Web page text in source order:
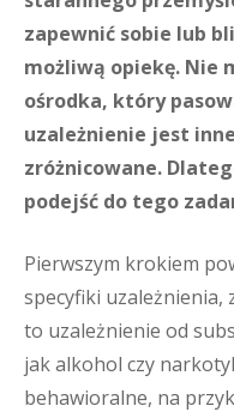
zapewnić sobie lub
możliwą opiekę. Nie
ośrodka, który
uzależnienie jest
zróżnicowane.
podejść do tego
Pierwszym krokiem
specyfiki uzależnienia,
to uzależnienie od
jak alkohol czy
behawioralne, na